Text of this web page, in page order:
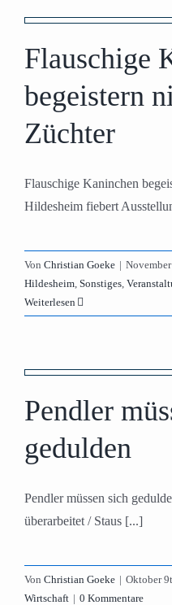
Flauschige
begeistern
Züchter
Flauschige Kaninchen
Hildesheim fiebert
Von Christian Goeke |
Hildesheim Sonstiges
Weiterlesen
Pendler
gedulden
Pendler müssen sich
überarbeitet / Staus [...]
Von Christian Goeke | Oktober
Wirtschaft | 0 Kommentare